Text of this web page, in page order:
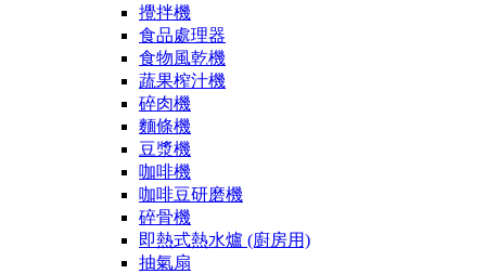
攪拌機
食品處理器
食物風乾機
蔬果榨汁機
碎肉機
麵條機
豆漿機
咖啡機
咖啡豆研磨機
碎骨機
即熱式熱水爐 (廚房用)
抽氣扇